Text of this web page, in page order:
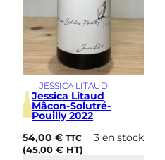
JESSICA LITAUD
Jessica Litaud
Mâcon-Solutré-
Pouilly 2022
54,00€ TTC
(45,00€ HT)
3 en stock